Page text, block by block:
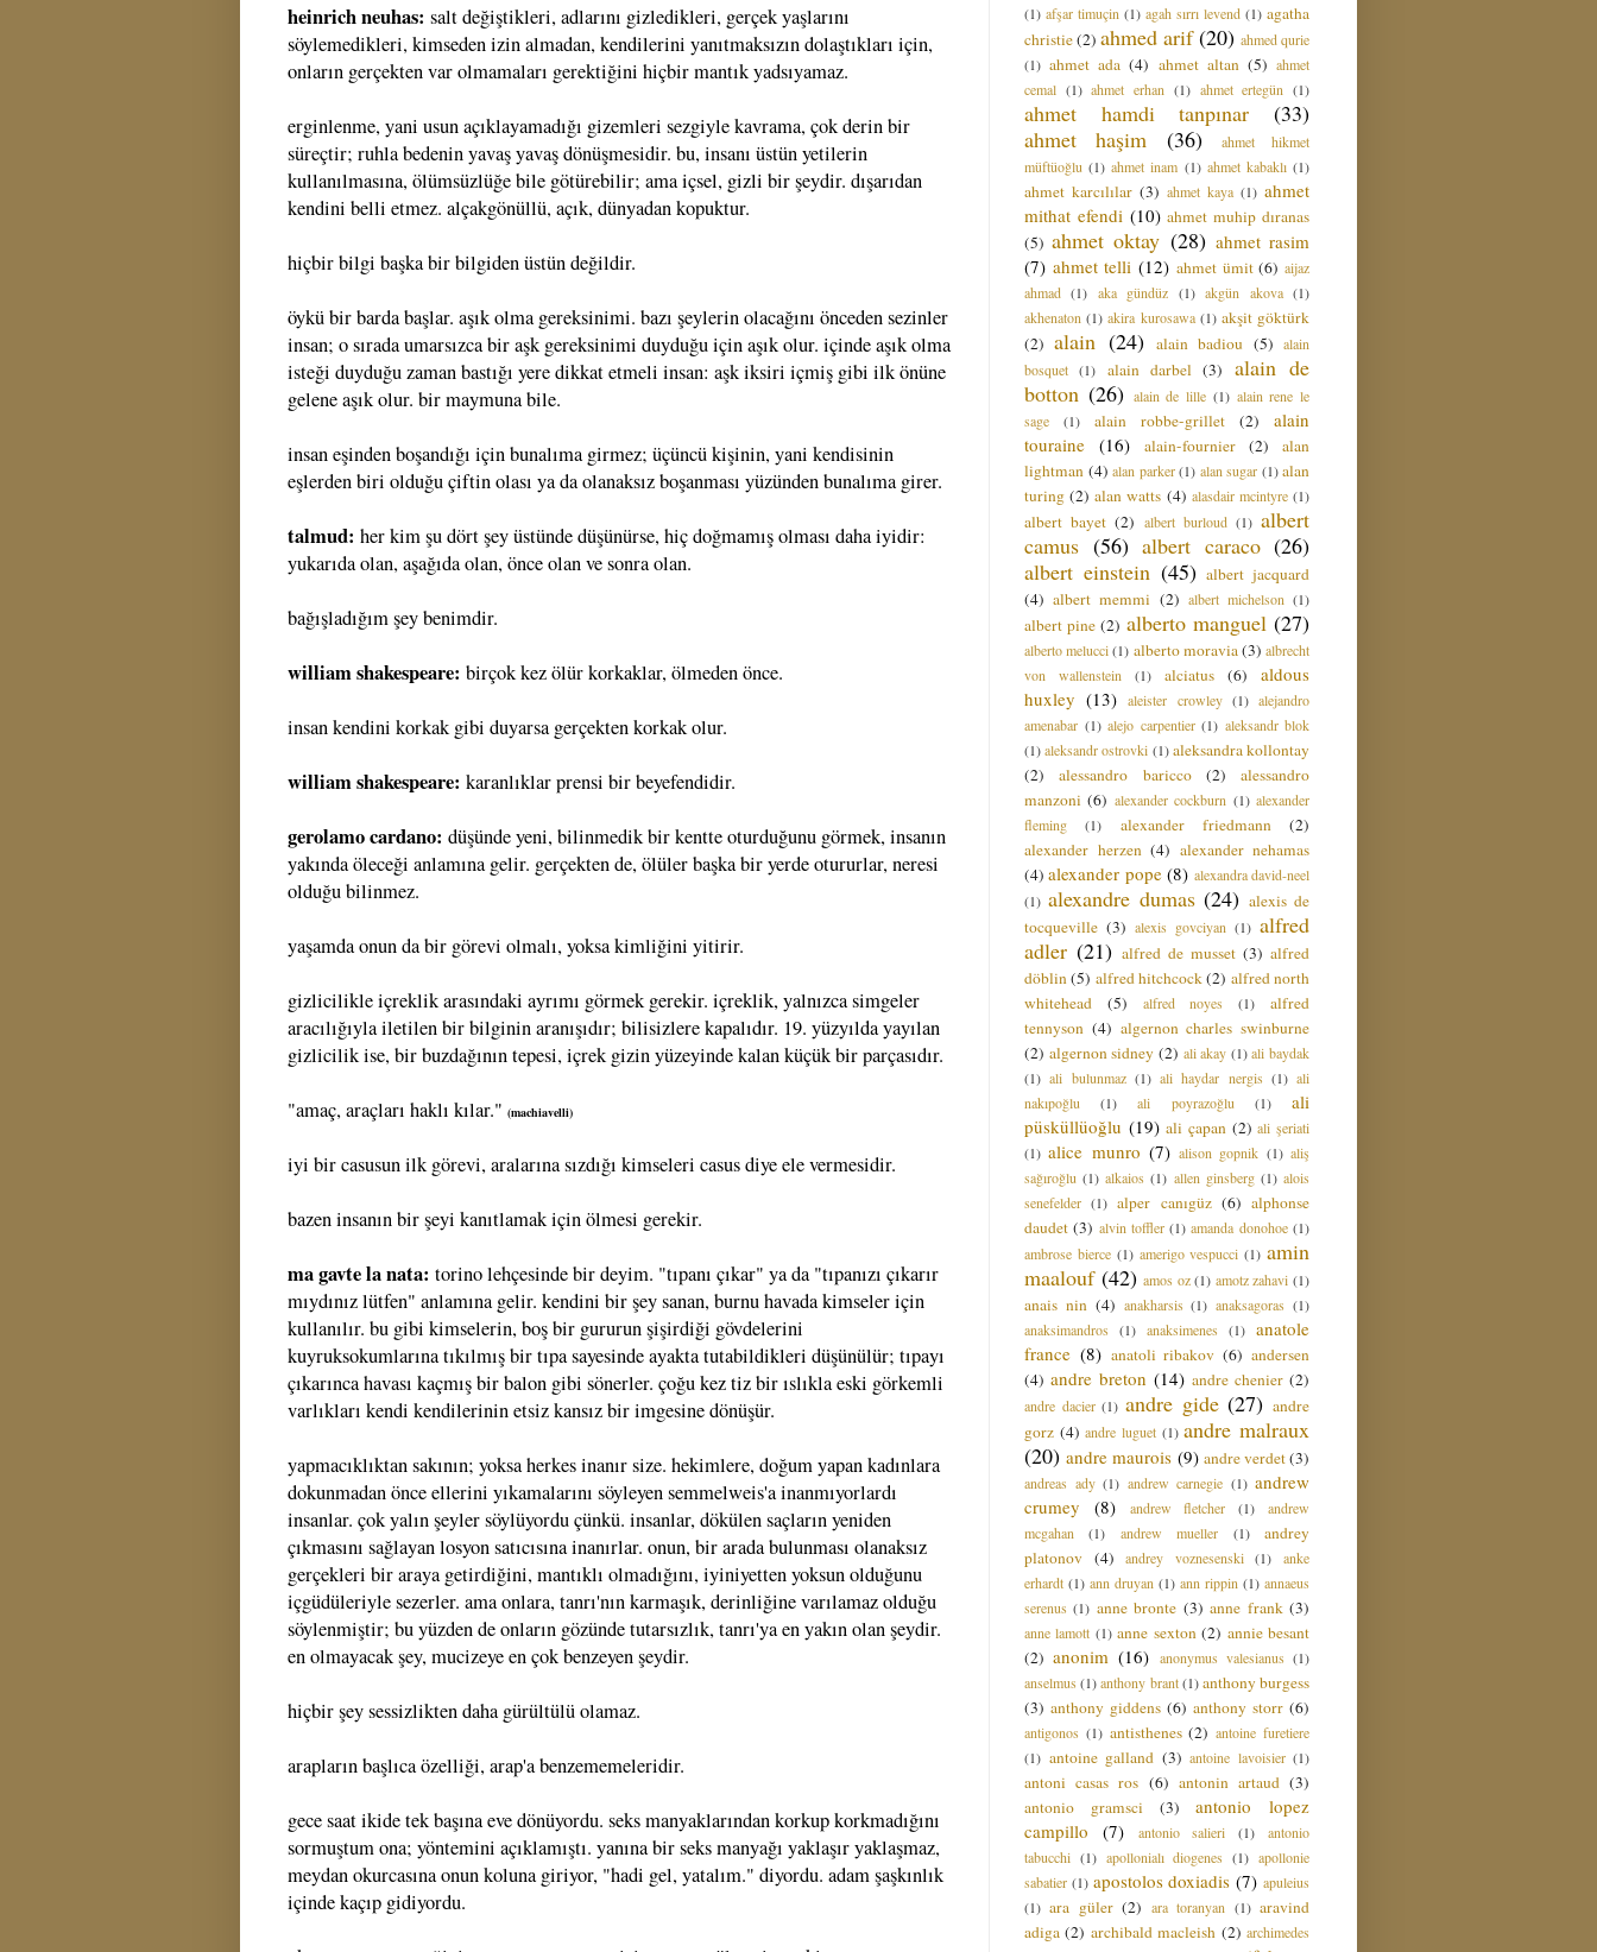
heinrich neuhas: salt değiştikleri, adlarını gizledikleri, gerçek yaşlarını
söylemedikleri, kimseden izin almadan, kendilerini yanıtmaksızın dolaştıkları için,
onların gerçekten var olmamaları gerektiğini hiçbir mantık yadsıyamaz.
erginlenme, yani usun açıklayamadığı gizemleri sezgiyle kavrama, çok derin bir
süreçtir; ruhla bedenin yavaş yavaş dönüşmesidir. bu, insanı üstün yetilerin
kullanılmasına, ölümsüzlüğe bile götürebilir; ama içsel, gizli bir şeydir. dışarıdan
kendini belli etmez. alçakgönüllü, açık, dünyadan kopuktur.
hiçbir bilgi başka bir bilgiden üstün değildir.
öykü bir barda başlar. aşık olma gereksinimi. bazı şeylerin olacağını önceden sezinler
insan; o sırada umarsızca bir aşk gereksinimi duyduğu için aşık olur. içinde aşık olma
isteği duyduğu zaman bastığı yere dikkat etmeli insan: aşk iksiri içmiş gibi ilk önüne
gelene aşık olur. bir maymuna bile.
insan eşinden boşandığı için bunalıma girmez; üçüncü kişinin, yani kendisinin
eşlerden biri olduğu çiftin olası ya da olanaksız boşanması yüzünden bunalıma girer.
talmud: her kim şu dört şey üstünde düşünürse, hiç doğmamış olması daha iyidir:
yukarıda olan, aşağıda olan, önce olan ve sonra olan.
bağışladığım şey benimdir.
william shakespeare: birçok kez ölür korkaklar, ölmeden önce.
insan kendini korkak gibi duyarsa gerçekten korkak olur.
william shakespeare: karanlıklar prensi bir beyefendidir.
gerolamo cardano: düşünde yeni, bilinmedik bir kentte oturduğunu görmek, insanın
yakında öleceği anlamına gelir. gerçekten de, ölüler başka bir yerde otururlar, neresi
olduğu bilinmez.
yaşamda onun da bir görevi olmalı, yoksa kimliğini yitirir.
gizlicilikle içreklik arasındaki ayrımı görmek gerekir. içreklik, yalnızca simgeler
aracılığıyla iletilen bir bilginin aranışıdır; bilisizlere kapalıdır. 19. yüzyılda yayılan
gizlicilik ise, bir buzdağının tepesi, içrek gizin yüzeyinde kalan küçük bir parçasıdır.
"amaç, araçları haklı kılar." (machiavelli)
iyi bir casusun ilk görevi, aralarına sızdığı kimseleri casus diye ele vermesidir.
bazen insanın bir şeyi kanıtlamak için ölmesi gerekir.
ma gavte la nata: torino lehçesinde bir deyim. "tıpanı çıkar" ya da "tıpanızı çıkarır
mıydınız lütfen" anlamına gelir. kendini bir şey sanan, burnu havada kimseler için
kullanılır. bu gibi kimselerin, boş bir gururun şişirdiği gövdelerini
kuyruksokumlarına tıkılmış bir tıpa sayesinde ayakta tutabildikleri düşünülür; tıpayı
çıkarınca havası kaçmış bir balon gibi sönerler. çoğu kez tiz bir ıslıkla eski görkemli
varlıkları kendi kendilerinin etsiz kansız bir imgesine dönüşür.
yapmacıklıktan sakının; yoksa herkes inanır size. hekimlere, doğum yapan kadınlara
dokunmadan önce ellerini yıkamalarını söyleyen semmelweis'a inanmıyorlardı
insanlar. çok yalın şeyler söylüyordu çünkü. insanlar, dökülen saçların yeniden
çıkmasını sağlayan losyon satıcısına inanırlar. onun, bir arada bulunması olanaksız
gerçekleri bir araya getirdiğini, mantıklı olmadığını, iyiniyetten yoksun olduğunu
içgüdüleriyle sezerler. ama onlara, tanrı'nın karmaşık, derinliğine varılamaz olduğu
söylenmiştir; bu yüzden de onların gözünde tutarsızlık, tanrı'ya en yakın olan şeydir.
en olmayacak şey, mucizeye en çok benzeyen şeydir.
hiçbir şey sessizlikten daha gürültülü olamaz.
arapların başlıca özelliği, arap'a benzememeleridir.
gece saat ikide tek başına eve dönüyordu. seks manyaklarından korkup korkmadığını
sormuştum ona; yöntemini açıklamıştı. yanına bir seks manyağı yaklaşır yaklaşmaz,
meydan okurcasına onun koluna giriyor, "hadi gel, yatalım." diyordu. adam şaşkınlık
içinde kaçıp gidiyordu.
(1) afşar timuçin (1) agah sırrı levend (1) agatha
christie(2) ahmed arif (20) ahmed qurie
(1) ahmet ada (4) ahmet altan (5) ahmet
cemal (1) ahmet erhan (1) ahmet ertegün (1)
ahmet hamdi tanpınar
(33)
ahmet haşim
(36)
ahmet hikmet
müftüoğlu (1) ahmet inam (1) ahmet kabaklı (1)
ahmet karcılılar (3) ahmet kaya (1) ahmet
mithat efendi (10) ahmet muhip dıranas
(5) ahmet oktay (28) ahmet rasim
(7) ahmet telli (12) ahmet ümit (6) aijaz
ahmad (1) aka gündüz (1) akgün akova (1)
akhenaton (1) akira kurosawa (1) akşit göktürk
(2) alain (24) alain badiou (5) alain
bosquet (1) alain darbel (3)
alain de
botton (26) alain de lille (1) alain rene le
sage
(1) alain robbe-grillet (2)
alain
touraine (16) alain-fournier (2)
alan
lightman (4) alan parker (1) alan sugar (1) alan
turing (2) alan watts (4) alasdair mcintyre (1)
albert bayet (2) albert burloud (1) albert
camus (56) albert caraco (26)
albert einstein (45) albert jacquard
(4) albert memmi (2) albert michelson (1)
albert pine (2) alberto manguel (27)
alberto melucci (1) alberto moravia (3) albrecht
von wallenstein
(1) alciatus (6)
aldous
huxley (13) aleister crowley (1) alejandro
amenabar (1) alejo carpentier (1) aleksandr blok
(1) aleksandr ostrovki (1) aleksandra kollontay
(2)
alessandro baricco (2)
alessandro
manzoni (6) alexander cockburn (1) alexander
fleming
(1) alexander friedmann
(2)
alexander herzen (4) alexander nehamas
(4) alexander pope (8) alexandra david-neel
(1) alexandre dumas (24) alexis de
tocqueville (3) alexis govciyan (1) alfred
adler (21) alfred de musset (3) alfred
döblin (5) alfred hitchcock(2) alfred north
whitehead
(5) alfred noyes (1)
alfred
tennyson (4) algernon charles swinburne
(2) algernon sidney (2) ali akay (1) ali baydak
(1) ali bulunmaz (1) ali haydar nergis (1) ali
nakıpoğlu
(1) ali poyrazoğlu (1)
ali
püsküllüoğlu (19) ali çapan (2) ali şeriati
(1) alice munro (7) alison gopnik (1) aliş
sağıroğlu (1) alkaios (1) allen ginsberg (1) alois
senefelder (1) alper canıgüz (6) alphonse
daudet (3) alvin toffler (1) amanda donohoe (1)
ambrose bierce (1) amerigo vespucci (1) amin
maalouf (42) amos oz (1) amotz zahavi (1)
anais nin (4) anakharsis (1) anaksagoras (1)
anaksimandros
(1) anaksimenes (1) anatole
france (8) anatoli ribakov (6) andersen
(4) andre breton (14) andre chenier (2)
andre dacier (1) andre gide (27) andre
gorz (4) andre luguet (1) andre malraux
(20) andre maurois (9) andre verdet(3)
andreas ady (1) andrew carnegie (1) andrew
crumey
(8) andrew fletcher (1)
andrew
mcgahan
(1) andrew mueller (1)
andrey
platonov (4) andrey voznesenski (1)
anke
erhardt (1) ann druyan (1) ann rippin (1) annaeus
serenus (1) anne bronte (3) anne frank (3)
anne lamott (1) anne sexton (2) annie besant
(2) anonim (16) anonymus valesianus (1)
anselmus (1) anthony brant (1) anthony burgess
(3) anthony giddens (6) anthony storr (6)
antigonos (1) antisthenes (2) antoine furetiere
(1) antoine galland (3) antoine lavoisier (1)
antoni casas ros (6) antonin artaud (3)
antonio gramsci
(3)
antonio lopez
campillo
(7) antonio salieri (1)
antonio
tabucchi (1) apollonialı diogenes (1) apollonie
sabatier (1) apostolos doxiadis (7) apuleius
(1) ara güler (2) ara toranyan (1) aravind
adiga (2) archibald macleish (2) archimedes